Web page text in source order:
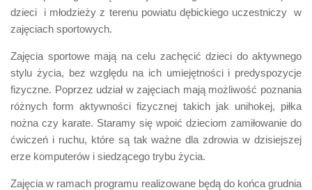
dzieci i młodzieży z terenu powiatu dębickiego uczestniczy w
zajęciach sportowych.
Zajęcia sportowe mają na celu zachęcić dzieci do aktywnego
stylu życia, bez względu na ich umiejętności i predyspozycje
fizyczne. Poprzez udział w zajęciach mają możliwość poznania
różnych form aktywności fizycznej takich jak unihokej, piłka
nożna czy karate. Staramy się wpoić dzieciom zamiłowanie do
ćwiczeń i ruchu, które są tak ważne dla zdrowia w dzisiejszej
erze komputerów i siedzącego trybu życia.
Zajęcia w ramach programu realizowane będą do końca grudnia